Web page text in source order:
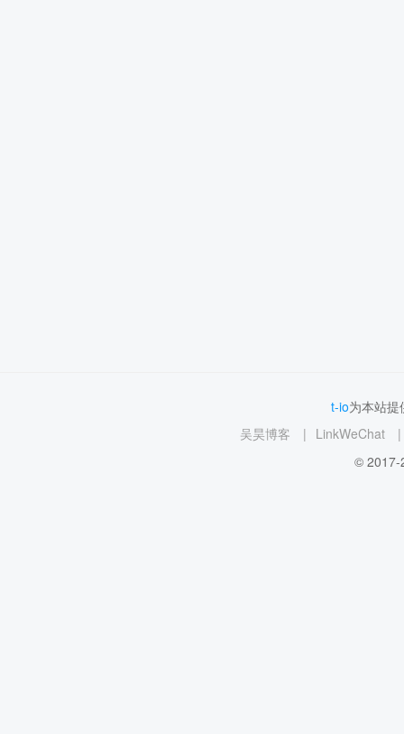
t-io为本站
吴昊博客
| LinkWeChat
|
© 2017-